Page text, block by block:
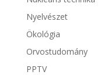
Nyelvészet
Ökológia
Orvostudomány
PPTV